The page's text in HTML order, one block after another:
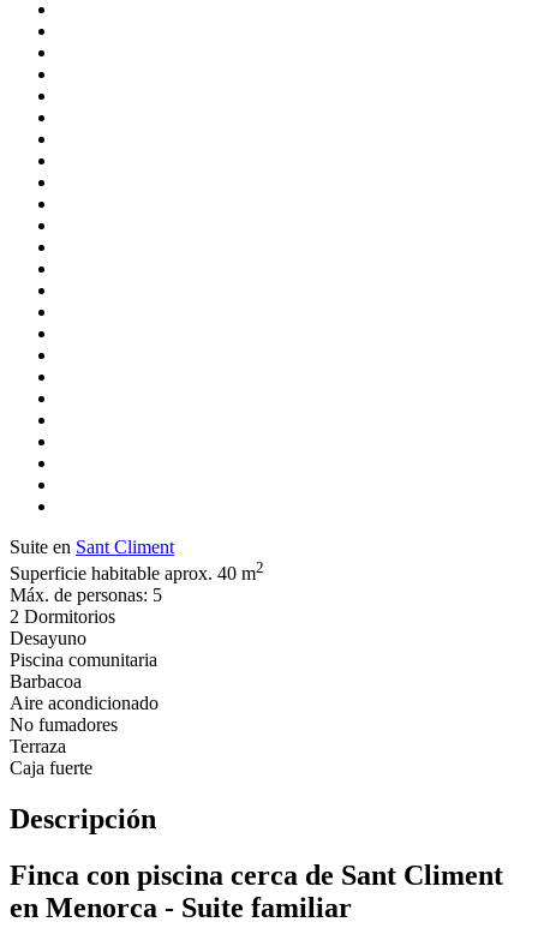
Suite en Sant Climent
Superficie habitable aprox. 40 m2
Máx. de personas: 5
2 Dormitorios
Desayuno
Piscina comunitaria
Barbacoa
Aire acondicionado
No fumadores
Terraza
Caja fuerte
Descripción
Finca con piscina cerca de Sant Climent
en Menorca - Suite familiar